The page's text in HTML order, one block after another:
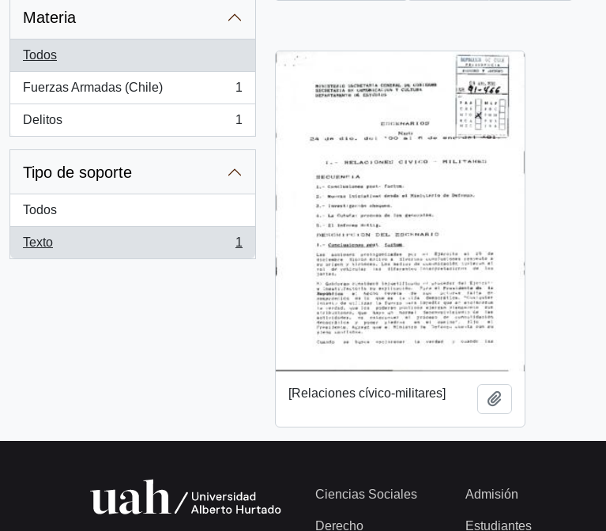
Materia
Todos
Fuerzas Armadas (Chile)
, 1 resultados
1
Delitos
, 1 resultados
1
Tipo de soporte
Todos
Texto
, 1 resultados
1
[Relaciones cívico-militares]
Ciencias Sociales
Derecho
Admisión
Estudiantes